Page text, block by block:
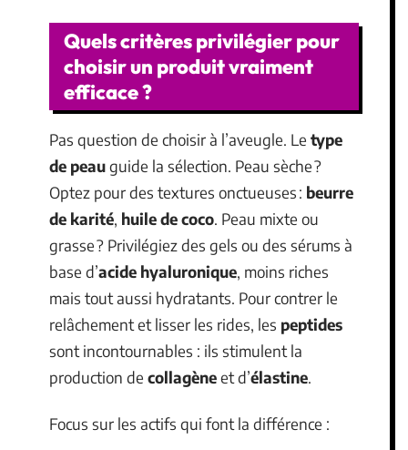
Quels critères privilégier pour
choisir un produit vraiment
efficace ?
Pas question de choisir à l’aveugle. Le type
de peauguide la sélection. Peau sèche ?
Optez pour des textures onctueuses : beurre
de karité, huile de coco. Peau mixte ou
grasse ? Privilégiez des gels ou des sérums à
base d’acide hyaluronique, moins riches
mais tout aussi hydratants. Pour contrer le
relâchement et lisser les rides, les peptides
sont incontournables : ils stimulent la
production de collagèneet d’élastine.
Focus sur les actifs qui font la différence :